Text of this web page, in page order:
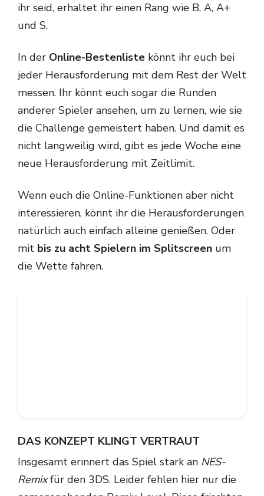
ihr seid, erhaltet ihr einen Rang wie B, A, A+
und S.
In der Online-Bestenliste könnt ihr euch bei
jeder Herausforderung mit dem Rest der Welt
messen. Ihr könnt euch sogar die Runden
anderer Spieler ansehen, um zu lernen, wie sie
die Challenge gemeistert haben. Und damit es
nicht langweilig wird, gibt es jede Woche eine
neue Herausforderung mit Zeitlimit.
Wenn euch die Online-Funktionen aber nicht
interessieren, könnt ihr die Herausforderungen
natürlich auch einfach alleine genießen. Oder
mit bis zu acht Spielern im Splitscreen um
die Wette fahren.
DAS KONZEPT KLINGT VERTRAUT
Insgesamt erinnert das Spiel stark an NES-
Remixfür den 3DS. Leider fehlen hier nur die